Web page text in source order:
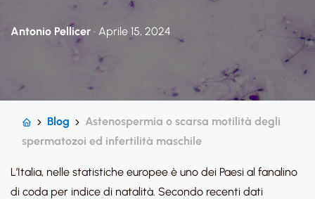
Antonio Pellicer · Aprile 15, 2024
Blog
Astenospermia o scarsa motilità degli
spermatozoi ed infertilità maschile
L’Italia, nelle statistiche europee è uno dei Paesi al fanalino
di coda per indice di natalità. Secondo recenti dati